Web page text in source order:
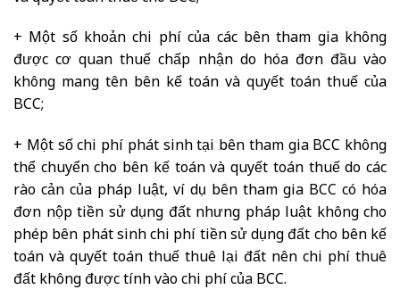
+ Một số khoản chi phí của các bên tham gia không
được cơ quan thuế chấp nhận do hóa đơn đầu vào
không mang tên bên kế toán và quyết toán thuế của
BCC;
+ Một số chi phí phát sinh tại bên tham gia BCC không
thể chuyển cho bên kế toán và quyết toán thuế do các
rào cản của pháp luật, ví dụ bên tham gia BCC có hóa
đơn nộp tiền sử dụng đất nhưng pháp luật không cho
phép bên phát sinh chi phí tiền sử dụng đất cho bên kế
toán và quyết toán thuế thuê lại đất nên chi phí thuê
đất không được tính vào chi phí của BCC.